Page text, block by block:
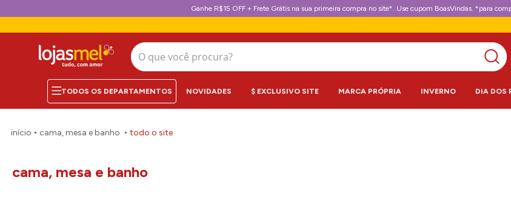
Ganhe R$15 OFF + Frete Grátis na sua primeira compra no site*. Use cupom BoasVindas. *para
O que você procura?
NOVIDADES $ EXCLUSIVO SITE MARCA PRÓPRIA INVERNO DIA DOS
cama, mesa e banho todo o site
cama, mesa e banho